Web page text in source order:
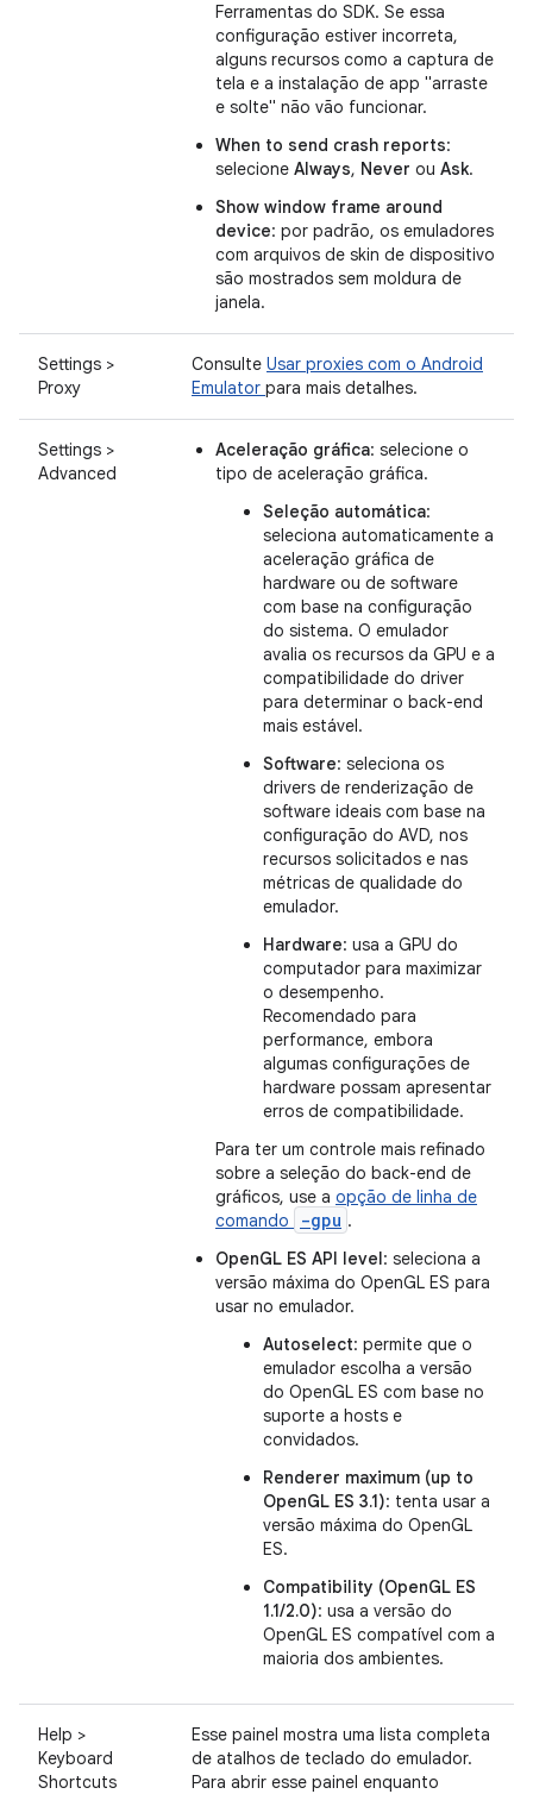
Ferramentas do SDK. Se essa
configuração estiver incorreta,
alguns recursos como a captura de
tela e a instalação de app "arraste
e solte" não vão funcionar.
When to send crash reports:
selecione Always, Never ou Ask.
Show window frame around
device: por padrão, os emuladores
com arquivos de skin de dispositivo
são mostrados sem moldura de
janela.
Settings >
Proxy
Consulte Usar proxies com o Android
Emulator para mais detalhes.
Settings >
Advanced
Aceleração gráfica: selecione o
tipo de aceleração gráfica.
Seleção automática:
seleciona automaticamente a
aceleração gráfica de
hardware ou de software
com base na configuração
do sistema. O emulador
avalia os recursos da GPU e a
compatibilidade do driver
para determinar o back-end
mais estável.
Software: seleciona os
drivers de renderização de
software ideais com base na
configuração do AVD, nos
recursos solicitados e nas
métricas de qualidade do
emulador.
Hardware: usa a GPU do
computador para maximizar
o desempenho.
Recomendado para
performance, embora
algumas configurações de
hardware possam apresentar
erros de compatibilidade.
Para ter um controle mais refinado
sobre a seleção do back-end de
gráficos, use a opção de linha de
comando
-gpu .
OpenGL ES API level: seleciona a
versão máxima do OpenGL ES para
usar no emulador.
Autoselect: permite que o
emulador escolha a versão
do OpenGL ES com base no
suporte a hosts e
convidados.
Renderer maximum (up to
OpenGL ES 3.1): tenta usar a
versão máxima do OpenGL
ES.
Compatibility (OpenGL ES
1.1/2.0): usa a versão do
OpenGL ES compatível com a
maioria dos ambientes.
Help >
Keyboard
Shortcuts
Esse painel mostra uma lista completa
de atalhos de teclado do emulador.
Para abrir esse painel enquanto